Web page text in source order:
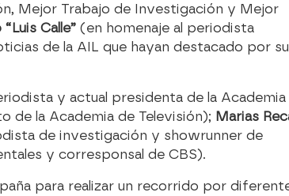
Mejor Trabajo de Investigación y Mejor
Calle” (en homenaje al periodista
de la AIL que hayan destacado por su
y actual presidenta de la Academia
la Academia de Televisión); Marias
de investigación y showrunner de
y corresponsal de CBS).
para realizar un recorrido por